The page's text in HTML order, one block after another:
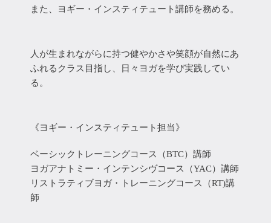
また、ヨギー・インスティテュート講師を務める。
人が生まれながらに持つ健やかさや笑顔が自然にあ
ふれるクラス目指し、日々ヨガを学び実践してい
る。
《ヨギー・インスティテュート担当》
ベーシックトレーニングコース（BTC）講師
ヨガアナトミー・インテンシヴコース（YAC）講師
リストラティブヨガ・トレーニングコース（RT)講
師